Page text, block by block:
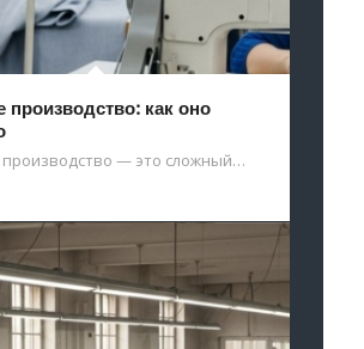
производство: как оно
— это сложный…